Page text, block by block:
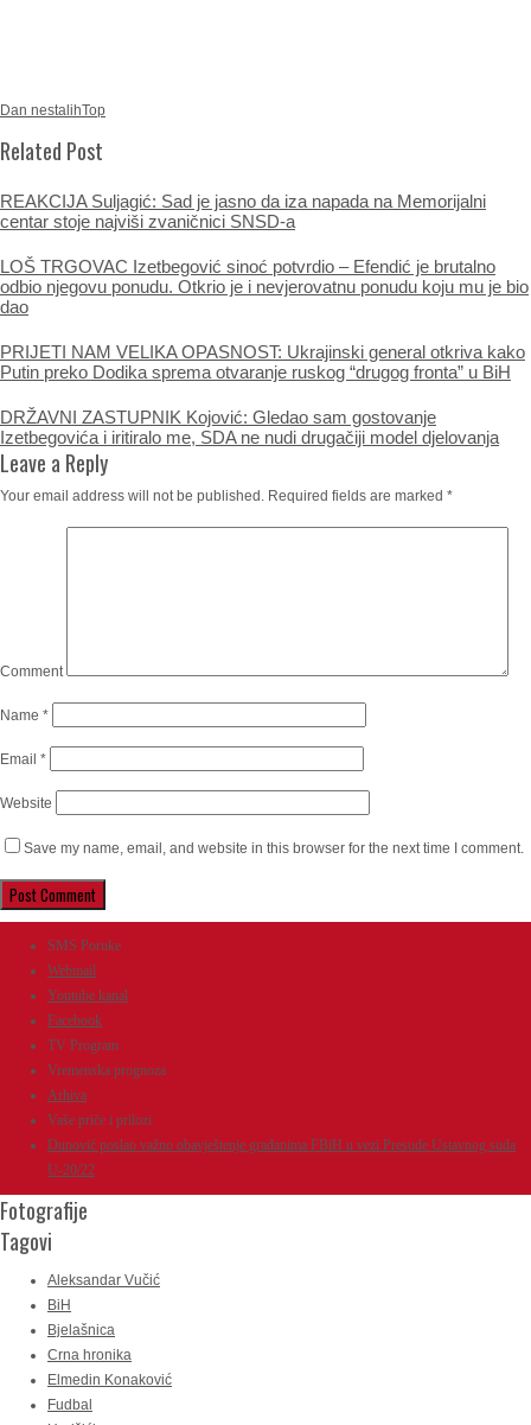
Dan nestalihTop
Related Post
REAKCIJA Suljagić: Sad je jasno da iza napada na Memorijalni
centar stoje najviši zvaničnici SNSD-a
LOŠ TRGOVAC Izetbegović sinoć potvrdio – Efendić je brutalno
odbio njegovu ponudu. Otkrio je i nevjerovatnu ponudu koju mu je bio
dao
PRIJETI NAM VELIKA OPASNOST: Ukrajinski general otkriva kako
Putin preko Dodika sprema otvaranje ruskog “drugog fronta” u BiH
DRŽAVNI ZASTUPNIK Kojović: Gledao sam gostovanje
Izetbegovića i iritiralo me, SDA ne nudi drugačiji model djelovanja
Leave a Reply
Your email address will not be published. Required fields are marked *
Comment
Name *
Email *
Website
Save my name, email, and website in this browser for the next time I comment.
SMS Poruke
Webmail
Youtube kanal
Facebook
TV Program
Vremenska prognoza
Arhiva
Vaše priče i prilozi
Dunović poslao važno obavještenje građanima FBiH u vezi Presude Ustavnog suda
U-20/22
Fotografije
Tagovi
Aleksandar Vučić
BiH
Bjelašnica
Crna hronika
Elmedin Konaković
Fudbal